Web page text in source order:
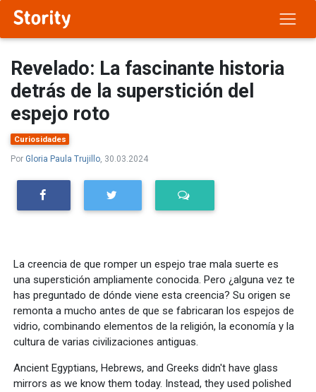
Revelado: La fascinante historia
detrás de la superstición del
espejo roto
Curiosidades
Por Gloria Paula Trujillo , 30.03.2024
La creencia de que romper un espejo trae mala suerte es
una superstición ampliamente conocida. Pero ¿alguna vez te
has preguntado de dónde viene esta creencia? Su origen se
remonta a mucho antes de que se fabricaran los espejos de
vidrio, combinando elementos de la religión, la economía y la
cultura de varias civilizaciones antiguas.
Ancient Egyptians, Hebrews, and Greeks didn't have glass
mirrors as we know them today. Instead, they used polished